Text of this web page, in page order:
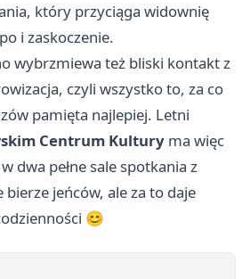
który przyciąga widownię
i zaskoczenie.
wybrzmiewa też bliski kontakt z
czyli wszystko to, za co
pamięta najlepiej. Letni
Centrum Kultury ma więc
dwa pełne sale spotkania z
jeńców, ale za to daje
😊